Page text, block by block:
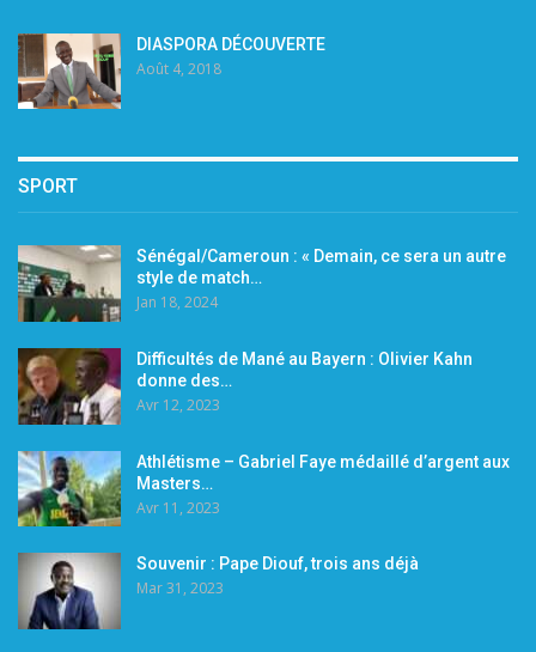
DIASPORA DÉCOUVERTE
Août 4, 2018
SPORT
Sénégal/Cameroun : « Demain, ce sera un autre
style de match…
Jan 18, 2024
Difficultés de Mané au Bayern : Olivier Kahn
donne des…
Avr 12, 2023
Athlétisme – Gabriel Faye médaillé d’argent aux
Masters…
Avr 11, 2023
Souvenir : Pape Diouf, trois ans déjà
Mar 31, 2023